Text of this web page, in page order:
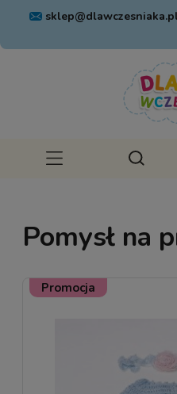
Pomysł na
Promocja